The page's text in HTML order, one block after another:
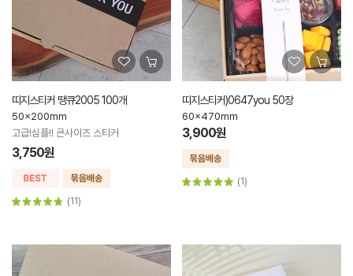
띠지스티커 땡큐2005 100개
50x200mm
고급!심플!! 큰사이즈 스티커
3,750원
(11)
띠지스티커)0647you 50장
60x470mm
3,900원
(1)